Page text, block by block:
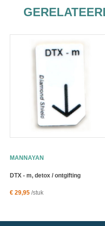
MANNAYAN
DTX - m, detox / ontgifting
€ 29,95 /stuk